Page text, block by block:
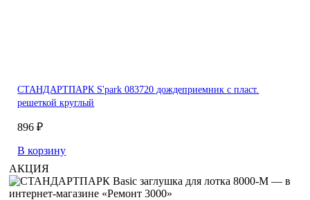
СТАНДАРТПАРК S'park 083720 дождеприемник с пласт.
решеткой круглый
896 ₽
В корзину
АКЦИЯ